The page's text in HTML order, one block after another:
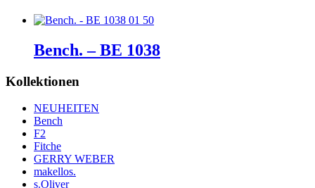
Bench. – BE 1038
Kollektionen
NEUHEITEN
Bench
F2
Fitche
GERRY WEBER
makellos.
s.Oliver